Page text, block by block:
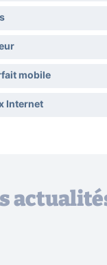
mobile
Internet